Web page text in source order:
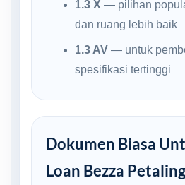
1.3 X — pilihan
dan ruang lebih baik
1.3 AV— untuk
spesifikasi tertinggi
Dokumen Biasa
Loan Bezza